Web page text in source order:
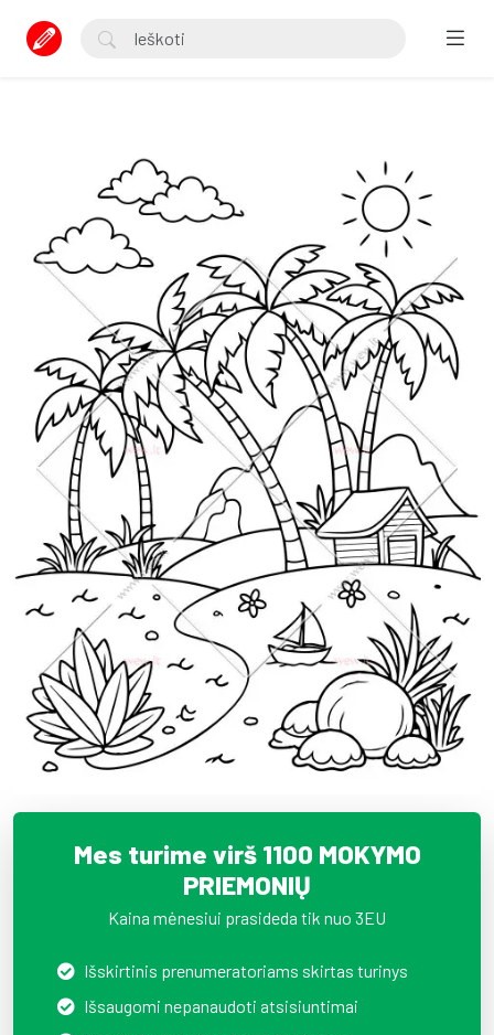
Mes turime virš 1100 MOKYMO
PRIEMONIŲ
Kaina mėnesiui prasideda tik nuo 3EU
Išskirtinis prenumeratoriams skirtas turinys
Išsaugomi nepanaudoti atsisiuntimai